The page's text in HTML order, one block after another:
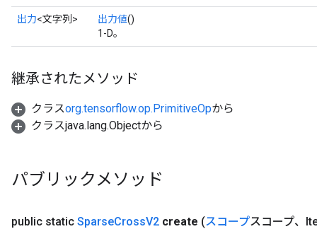
出力<文字列> 出力値()
1-D。
継承されたメソッド
クラスorg.tensorflow.op.PrimitiveOpから
クラスjava.lang.Objectから
パブリックメソッド
public static SparseCrossV2 create (スコープスコープ、